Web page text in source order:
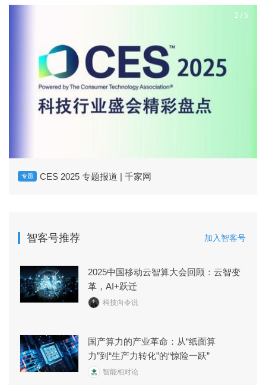
专题 CES 2025 专题报道 | 千家网
2 / 5
智客号推荐 加入智客号
2025中国移动云智算大会回顾：云智变
革，AI+跃迁
科技向令说
国产算力的产业革命：从“纸面算
力”到“生产力转化”的“惊险一跃”
智能相对论